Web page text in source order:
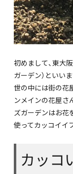
初めまして、東大
ガーデン）といいま
世の中には街の花
ンメインの花屋さ
ズガーデンはお花
使ってカッコイイ
カッコ